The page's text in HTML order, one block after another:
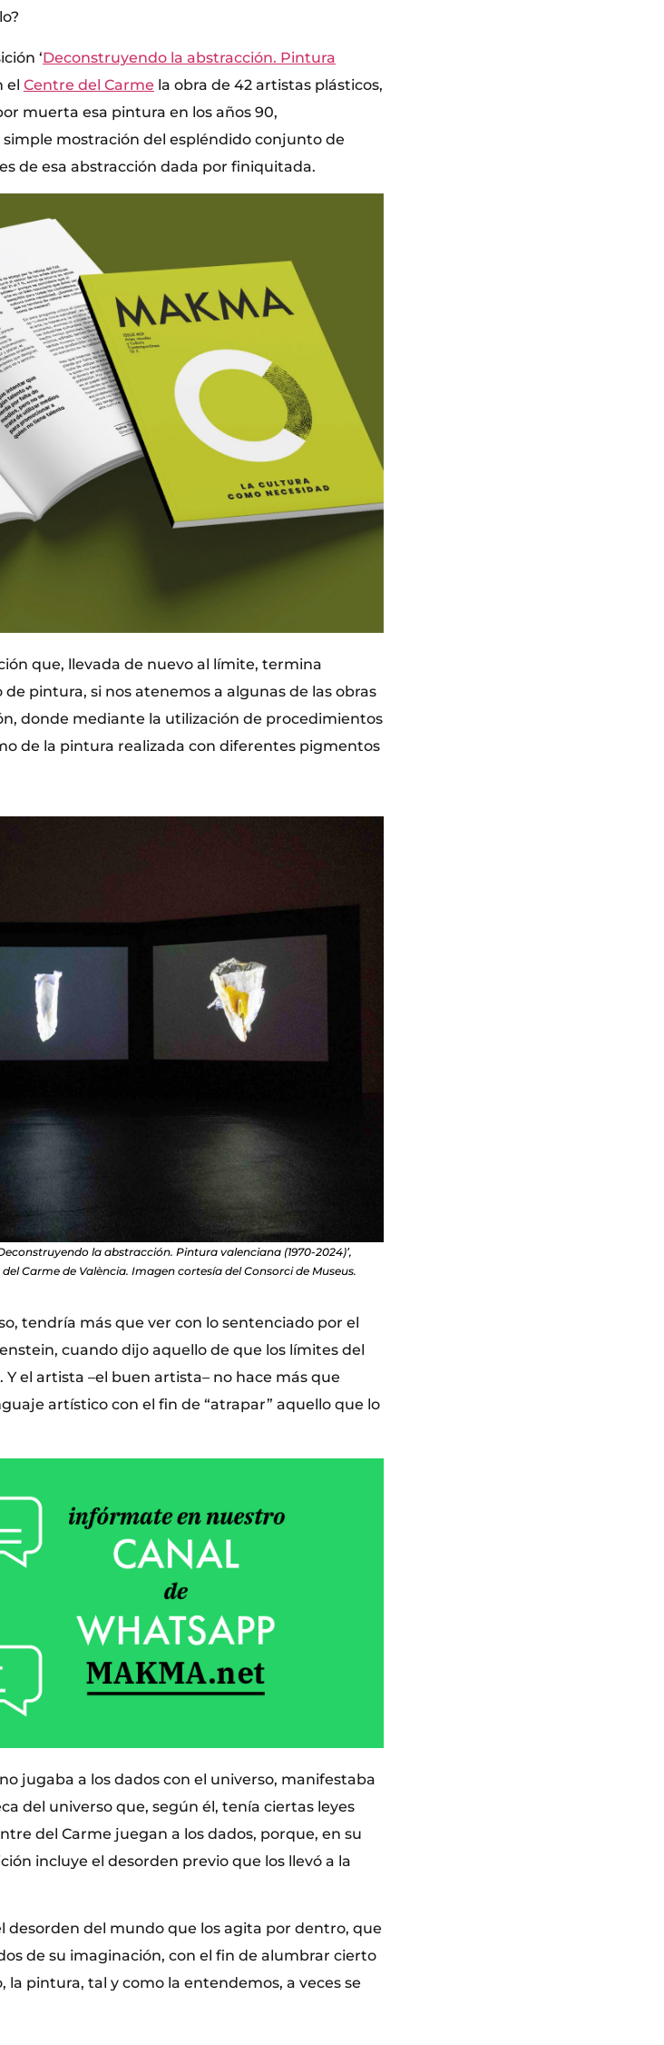
‘Deconstruyendo la abstracción. Pintura
el Centre del Carme la obra de 42 artistas plásticos,
muerta esa pintura en los años 90,
mostración del espléndido conjunto de
de esa abstracción dada por finiquitada.
que, llevada de nuevo al límite, termina
pintura, si nos atenemos a algunas de las obras
donde mediante la utilización de procedimientos
de la pintura realizada con diferentes pigmentos
la abstracción. Pintura valenciana (1970-2024)’,
Carme de València. Imagen cortesía del Consorci de Museus.
tendría más que ver con lo sentenciado por el
cuando dijo aquello de que los límites del
el artista –el buen artista– no hace más que
artístico con el fin de “atrapar” aquello que lo
jugaba a los dados con el universo, manifestaba
del universo que, según él, tenía ciertas leyes
del Carme juegan a los dados, porque, en su
incluye el desorden previo que los llevó a la
desorden del mundo que los agita por dentro, que
de su imaginación, con el fin de alumbrar cierto
la pintura, tal y como la entendemos, a veces se